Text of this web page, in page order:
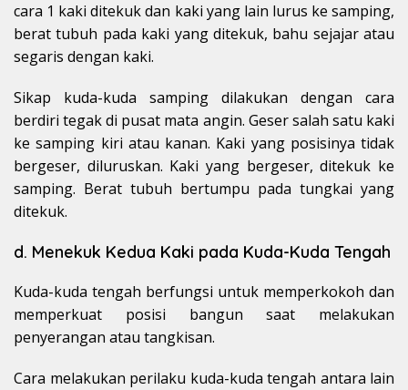
cara 1 kaki ditekuk dan kaki yang lain lurus ke samping,
berat tubuh pada kaki yang ditekuk, bahu sejajar atau
segaris dengan kaki.
Sikap kuda-kuda samping dilakukan dengan cara
berdiri tegak di pusat mata angin. Geser salah satu kaki
ke samping kiri atau kanan. Kaki yang posisinya tidak
bergeser, diluruskan. Kaki yang bergeser, ditekuk ke
samping. Berat tubuh bertumpu pada tungkai yang
ditekuk.
d. Menekuk Kedua Kaki pada Kuda-Kuda Tengah
Kuda-kuda tengah berfungsi untuk memperkokoh dan
memperkuat posisi bangun saat melakukan
penyerangan atau tangkisan.
Cara melakukan perilaku kuda-kuda tengah antara lain